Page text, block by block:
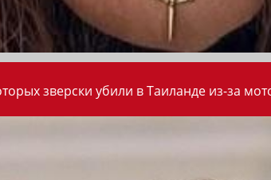
зверски убили в Таиланде из-за